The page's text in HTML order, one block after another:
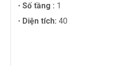
· Số tầng : 1
· Diện tích: 40